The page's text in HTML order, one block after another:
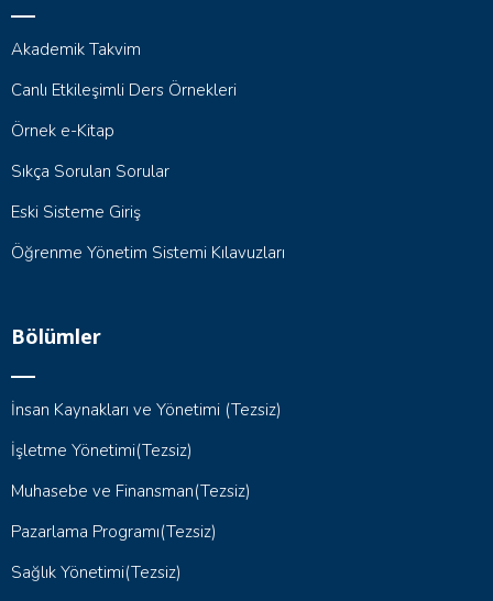
Akademik Takvim
Canlı Etkileşimli Ders Örnekleri
Örnek e-Kitap
Sıkça Sorulan Sorular
Eski Sisteme Giriş
Öğrenme Yönetim Sistemi Kılavuzları
Bölümler
İnsan Kaynakları ve Yönetimi (Tezsiz)
İşletme Yönetimi(Tezsiz)
Muhasebe ve Finansman(Tezsiz)
Pazarlama Programı(Tezsiz)
Sağlık Yönetimi(Tezsiz)